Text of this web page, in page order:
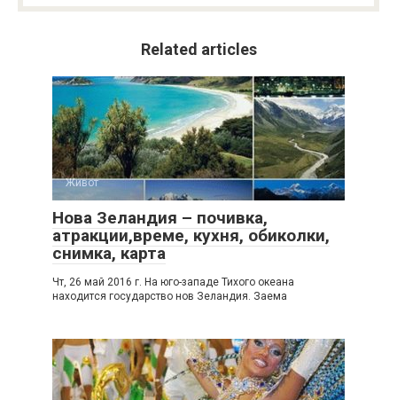
Related articles
Живот
Нова Зеландия – почивка,
атракции,време, кухня, обиколки,
снимка, карта
Чт, 26 май 2016 г. На юго-западе Тихого океана
находится государство нов Зеландия. Заема